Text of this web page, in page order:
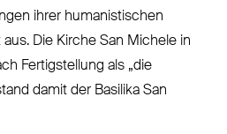
ihrer humanistischen
Die Kirche San Michele in
Fertigstellung als „die
damit der Basilika San